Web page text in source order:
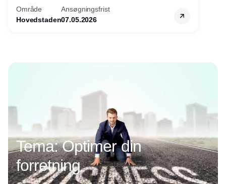
Område
Hovedstaden
Ansøgningsfrist
07.05.2026
Tema: Optimer din
forretning